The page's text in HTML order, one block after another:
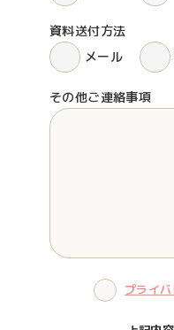
資料送付方法
メール
その他ご連絡事項
プライ